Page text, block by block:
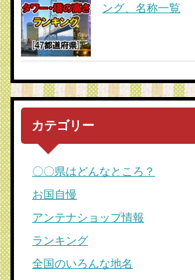
ング、名称一覧
カテゴリー
〇〇県はどんなところ？
お国自慢
アンテナショップ情報
ランキング
全国のいろんな地名